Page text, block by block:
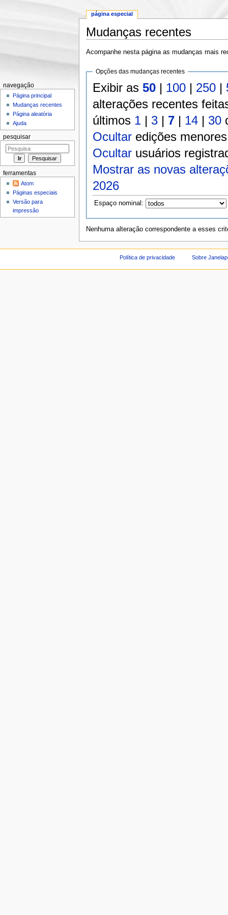
Mudanças recentes
Acompanhe nesta página as mudanças mais
Opções das mudanças recentes
Exibir as50 | 100 | 250 |
alterações recentes
últimos 1 | 3 | 7 | 14 | 30
Ocultar edições
Ocultar usuários
Mostrar as novas
2026
Espaço nominal:
Nenhuma alteração correspondente a esses
página especial
navegação
Página principal
Mudanças recentes
Página aleatória
Ajuda
pesquisar
ferramentas
Atom
Páginas especiais
Versão para
impressão
Política de privacidade Sobre